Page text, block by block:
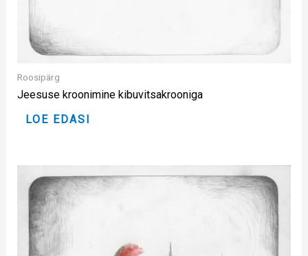
Roosipärg
Jeesuse kroonimine kibuvitsakrooniga
LOE EDASI